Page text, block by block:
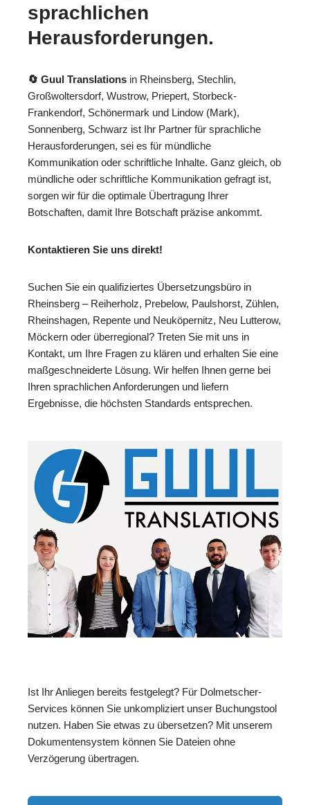
sprachlichen
Herausforderungen.
🔄 Guul Translations in Rheinsberg, Stechlin,
Großwoltersdorf, Wustrow, Priepert, Storbeck-
Frankendorf, Schönermark und Lindow (Mark),
Sonnenberg, Schwarz ist Ihr Partner für sprachliche
Herausforderungen, sei es für mündliche
Kommunikation oder schriftliche Inhalte. Ganz gleich, ob
mündliche oder schriftliche Kommunikation gefragt ist,
sorgen wir für die optimale Übertragung Ihrer
Botschaften, damit Ihre Botschaft präzise ankommt.
Kontaktieren Sie uns direkt!
Suchen Sie ein qualifiziertes Übersetzungsbüro in
Rheinsberg – Reiherholz, Prebelow, Paulshorst, Zühlen,
Rheinshagen, Repente und Neuköpernitz, Neu Lutterow,
Möckern oder überregional? Treten Sie mit uns in
Kontakt, um Ihre Fragen zu klären und erhalten Sie eine
maßgeschneiderte Lösung. Wir helfen Ihnen gerne bei
Ihren sprachlichen Anforderungen und liefern
Ergebnisse, die höchsten Standards entsprechen.
Ist Ihr Anliegen bereits festgelegt? Für Dolmetscher-
Services können Sie unkompliziert unser Buchungstool
nutzen. Haben Sie etwas zu übersetzen? Mit unserem
Dokumentensystem können Sie Dateien ohne
Verzögerung übertragen.